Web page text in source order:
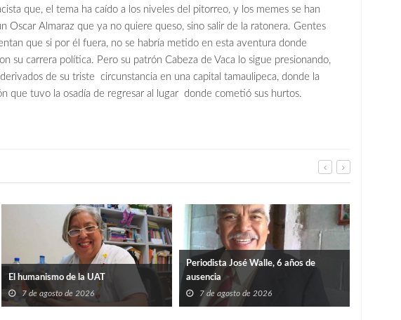
que, el tema ha caído a los niveles del pitorreo, y los memes se han
Oscar Almaraz que ya no quiere queso, sino salir de la ratonera. Gentes
que si por él fuera, no se habría metido en esta aventura donde
su carrera política. Pero su patrón Cabeza de Vaca lo sigue presionando,
de su triste circunstancia en una capital tamaulipeca, donde la
que tuvo la osadía de regresar al lugar donde cometió sus hurtos.
El humanismo de la UAT
7 de agosto de 2026
Periodista José Walle, 6 años de
ausencia
7 de agosto de 2026